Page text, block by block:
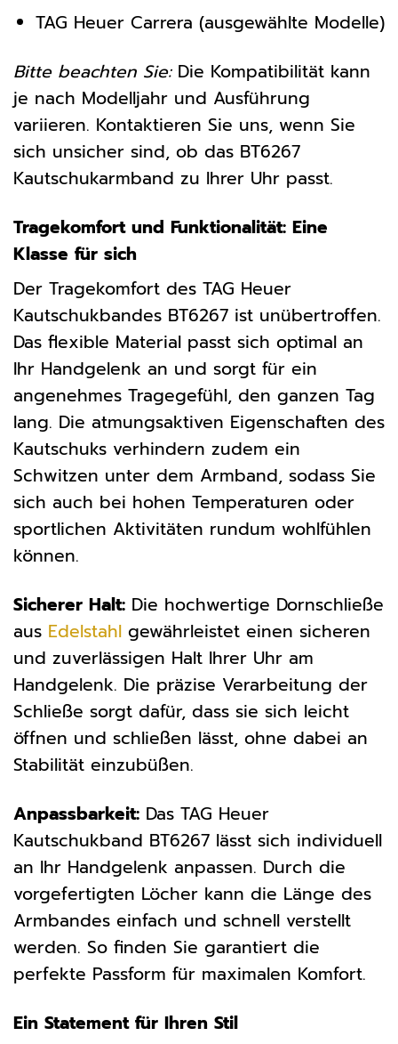
TAG Heuer Carrera (ausgewählte Modelle)
Bitte beachten Sie:Die Kompatibilität kann
je nach Modelljahr und Ausführung
variieren. Kontaktieren Sie uns, wenn Sie
sich unsicher sind, ob das BT6267
Kautschukarmband zu Ihrer Uhr passt.
Tragekomfort und Funktionalität: Eine
Klasse für sich
Der Tragekomfort des TAG Heuer
Kautschukbandes BT6267 ist unübertroffen.
Das flexible Material passt sich optimal an
Ihr Handgelenk an und sorgt für ein
angenehmes Tragegefühl, den ganzen Tag
lang. Die atmungsaktiven Eigenschaften des
Kautschuks verhindern zudem ein
Schwitzen unter dem Armband, sodass Sie
sich auch bei hohen Temperaturen oder
sportlichen Aktivitäten rundum wohlfühlen
können.
Sicherer Halt: Die hochwertige Dornschließe
aus Edelstahl gewährleistet einen sicheren
und zuverlässigen Halt Ihrer Uhr am
Handgelenk. Die präzise Verarbeitung der
Schließe sorgt dafür, dass sie sich leicht
öffnen und schließen lässt, ohne dabei an
Stabilität einzubüßen.
Anpassbarkeit: Das TAG Heuer
Kautschukband BT6267 lässt sich individuell
an Ihr Handgelenk anpassen. Durch die
vorgefertigten Löcher kann die Länge des
Armbandes einfach und schnell verstellt
werden. So finden Sie garantiert die
perfekte Passform für maximalen Komfort.
Ein Statement für Ihren Stil